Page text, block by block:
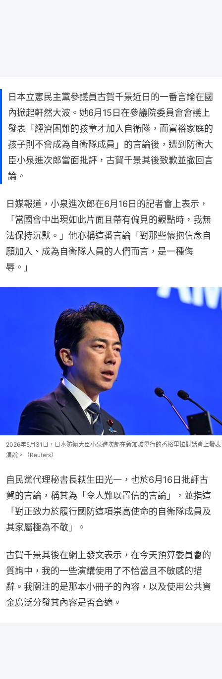
日本立憲民主黨參議員古賀千景近日的一番言論在國
內掀起軒然大波。她6月15日在參議院委員會會議上
發表「經濟困難的孩童才加入自衛隊，而富裕家庭的
孩子則不會成為自衛隊成員」的言論後，遭到防衛大
臣小泉進次郎當面批評，古賀千景其後致歉並撤回言
論。
日媒報道，小泉進次郎在6月16日的記者會上表示，
「當國會中出現如此片面且帶有偏見的觀點時，我無
法保持沉默。」他亦稱這番言論「對那些懷抱信念自
願加入、成為自衛隊人員的人們而言，是一種侮
辱。」
2026年5月31日，日本防衛大臣小泉進次郎在新加坡舉行的香格里拉對話會上發表
演說。（Reuters）
自民黨代理秘書長萩生田光一，也於6月16日批評古
賀的言論，稱其為「令人難以置信的言論」，並指這
「對正致力於履行國防這項崇高使命的自衛隊成員及
其家屬極為不敬」。
古賀千景其後在網上發文表示，在今天預算委員會的
質詢中，我的一些演講使用了不恰當且不敏感的措
辭。我關注的是那本小冊子的內容，以及使用公共資
金廣泛分發其內容是否合適。